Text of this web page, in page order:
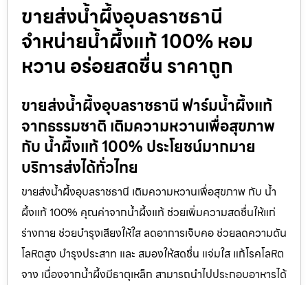
ขายส่งน้ำผึ้งอุบลราชธานี
จำหน่ายน้ำผึ้งแท้ 100% หอม
หวาน อร่อยสดชื่น ราคาถูก
ขายส่งน้ำผึ้งอุบลราชธานี ฟาร์มน้ำผึ้งแท้
จากธรรมชาติ เติมความหวานเพื่อสุขภาพ
กับ น้ำผึ้งแท้ 100% ประโยชน์มากมาย
บริการส่งได้ทั่วไทย
ขายส่งน้ำผึ้งอุบลราชธานี เติมความหวานเพื่อสุขภาพ กับ น้ำ
ผึ้งแท้ 100% คุณค่าจากน้ำผึ้งแท้ ช่วยเพิ่มความสดชื่นให้แก่
ร่างกาย ช่วยบำรุงเสียงให้ใส ลดอาการเจ็บคอ ช่วยลดความดัน
โลหิตสูง บำรุงประสาท และ สมองให้สดชื่น แจ่มใส แก้โรคโลหิต
จาง เนื่องจากน้ำผึ้งมีธาตุเหล็ก สามารถนำไปประกอบอาหารได้